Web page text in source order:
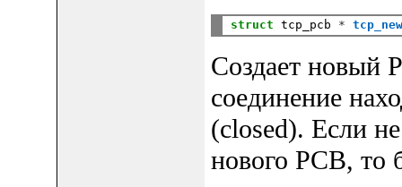
struct tcp_pcb * tcp_new
Создает новый
соединение
(closed). Если
нового PCB, то